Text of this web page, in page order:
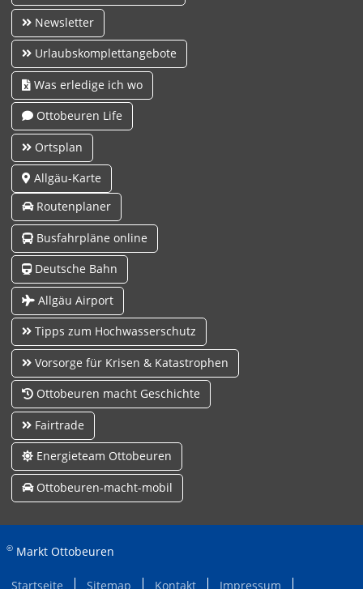
Newsletter
Urlaubskomplettangebote
Was erledige ich wo
Ottobeuren Life
Ortsplan
Allgäu-Karte
Routenplaner
Busfahrpläne online
Deutsche Bahn
Allgäu Airport
Tipps zum Hochwasserschutz
Vorsorge für Krisen & Katastrophen
Ottobeuren macht Geschichte
Fairtrade
Energieteam Ottobeuren
Ottobeuren-macht-mobil
© Markt Ottobeuren
Startseite Sitemap Kontakt Impressum